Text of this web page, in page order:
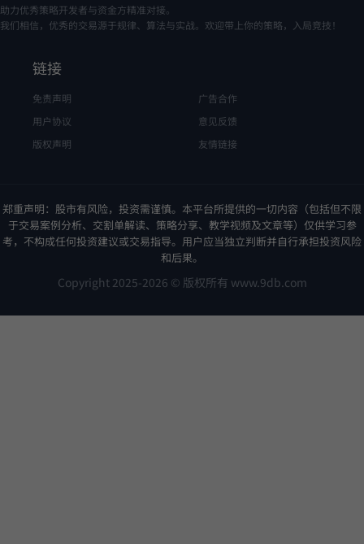
助力优秀策略开发者与资金方精准对接。
我们相信，优秀的交易源于规律、算法与实战。欢迎带上你的策略，入局竞技！
链接
免责声明
用户协议
版权声明
广告合作
意见反馈
友情链接
郑重声明：股市有风险，投资需谨慎。本平台所提供的一切内容（包括但不限
于交易案例分析、交割单解读、策略分享、教学视频及文章等）仅供学习参
考，不构成任何投资建议或交易指导。用户应当独立判断并自行承担投资风险
和后果。
Copyright 2025-2026 © 版权所有 www.9db.com